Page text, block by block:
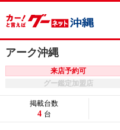
アーク沖縄
来店予約可
グー鑑定加盟店
掲載台数
4 台